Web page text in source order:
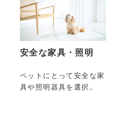
安全な家具・照明
ペットにとって安全な家
具や照明器具を選択。